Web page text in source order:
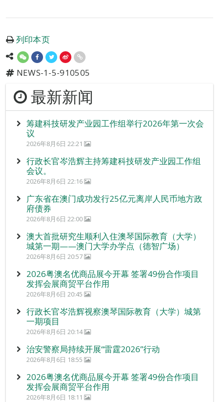
列印本页
NEWS-1-5-910505
最新新闻
筹建科技研发产业园工作组举行2026年第一次会
议
2026年8月6日 22:21
行政长官岑浩辉主持筹建科技研发产业园工作组
会议。
2026年8月6日 22:16
广东省在澳门成功发行25亿元离岸人民币地方政
府债券
2026年8月6日 22:00
澳大首批研究生顺利入住澳琴国际教育（大学）
城第一期——澳门大学办学点（德智广场）
2026年8月6日 20:57
2026粤澳名优商品展今开幕 签署49份合作项目
发挥会展商贸平台作用
2026年8月6日 20:45
行政长官岑浩辉视察澳琴国际教育（大学）城第
一期项目
2026年8月6日 20:14
治安警察局持续开展“雷霆2026”行动
2026年8月6日 18:55
2026粤澳名优商品展今开幕 签署49份合作项目
发挥会展商贸平台作用
2026年8月6日 18:11